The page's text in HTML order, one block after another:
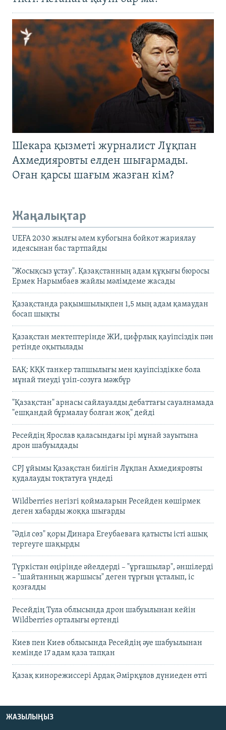
Шекара қызметі журналист Лұқпан
Ахмедияровты елден шығармады.
Оған қарсы шағым жазған кім?
Жаңалықтар
UEFA 2030 жылғы әлем кубогына бойкот жариялау
идеясынан бас тартпайды
"Жосықсыз ұстау". Қазақстанның адам құқығы бюросы
Ермек Нарымбаев жайлы мәлімдеме жасады
Қазақстанда рақымшылықпен 1,5 мың адам қамаудан
босап шықты
Қазақстан мектептерінде ЖИ, цифрлық қауіпсіздік пән
ретінде оқытылады
БАҚ: КҚК танкер тапшылығы мен қауіпсіздікке бола
мұнай тиеуді үзіп-созуға мәжбүр
"Қазақстан" арнасы сайлауалды дебаттағы сауалнамада
"ешқандай бұрмалау болған жоқ" дейді
Ресейдің Ярослав қаласындағы ірі мұнай зауытына
дрон шабуылдады
CPJ ұйымы Қазақстан билігін Лұқпан Ахмедияровты
қудалауды тоқтатуға үндеді
Wildberries негізгі қоймаларын Ресейден көшірмек
деген хабарды жоққа шығарды
"Әділ сөз" қоры Динара Егеубаеваға қатысты істі ашық
тергеуге шақырды
Түркістан өңірінде әйелдерді – "ұрғашылар", әншілерді
– "шайтанның жаршысы" деген тұрғын ұсталып, іс
қозғалды
Ресейдің Тула облысында дрон шабуылынан кейін
Wildberries орталығы өртенді
Киев пен Киев облысында Ресейдің әуе шабуылынан
кемінде 17 адам қаза тапқан
Қазақ кинорежиссері Ардақ Әмірқұлов дүниеден өтті
ЖАЗЫЛЫҢЫЗ